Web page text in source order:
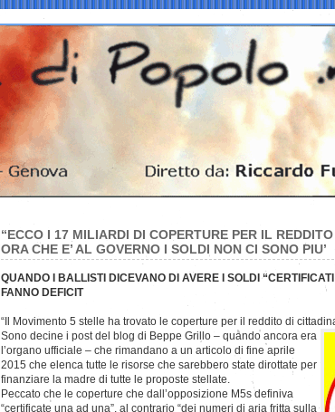
“ECCO I 17 MILIARDI DI COPERTURE PER IL
ORA CHE E’ AL GOVERNO I SOLDI NON CI SONO PIU’
QUANDO I BALLISTI DICEVANO DI AVERE I SOLDI
FANNO DEFICIT
“Il Movimento 5 stelle ha trovato le coperture per il reddito di
Sono decine i post del blog di Beppe Grillo – quando ancora era
l’organo ufficiale – che rimandano a un articolo di fine aprile
2015 che elenca tutte le risorse che sarebbero state dirottate per
finanziare la madre di tutte le proposte stellate.
Peccato che le coperture che dall’opposizione M5s definiva
“certificate una ad una”, al contrario “dei numeri di aria fritta sulla